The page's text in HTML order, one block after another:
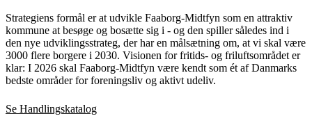
Strategiens formål er at udvikle Faaborg-Midtfyn som en attraktiv
kommune at besøge og bosætte sig i - og den spiller således ind i
den nye udviklingsstrateg, der har en målsætning om, at vi skal være
3000 flere borgere i 2030. Visionen for fritids- og friluftsområdet er
klar: I 2026 skal Faaborg-Midtfyn være kendt som ét af Danmarks
bedste områder for foreningsliv og aktivt udeliv.
Se Handlingskatalog